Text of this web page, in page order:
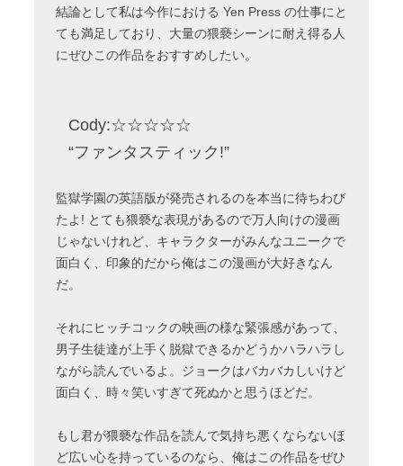
結論として私は今作における Yen Press の仕事にと
ても満足しており、大量の猥褻シーンに耐え得る人
にぜひこの作品をおすすめしたい。
Cody:☆☆☆☆☆
“ファンタスティック!”
監獄学園の英語版が発売されるのを本当に待ちわび
たよ! とても猥褻な表現があるので万人向けの漫画
じゃないけれど、キャラクターがみんなユニークで
面白く、印象的だから俺はこの漫画が大好きなん
だ。
それにヒッチコックの映画の様な緊張感があって、
男子生徒達が上手く脱獄できるかどうかハラハラし
ながら読んでいるよ。ジョークはバカバカしいけど
面白く、時々笑いすぎて死ぬかと思うほどだ。
もし君が猥褻な作品を読んで気持ち悪くならないほ
ど広い心を持っているのなら、俺はこの作品をぜひ